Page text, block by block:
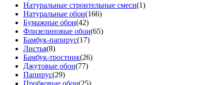
Натуральные строительные смеси(1)
Натуральные обои(166)
Бумажные обои(42)
Флизелиновые обои(65)
Бамбук-папирус(17)
Листья(8)
Бамбук-тростник(26)
Джутовые обои(77)
Папирус(29)